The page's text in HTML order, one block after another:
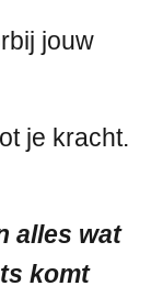
jouw
je kracht.
alles wat
komt